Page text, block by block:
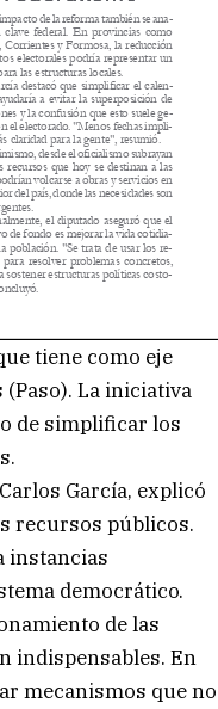
tiene como eje
La iniciativa
de simplificar los
García, explicó
recursos públicos.
instancias
democrático.
de las
indispensables. En
mecanismos que no